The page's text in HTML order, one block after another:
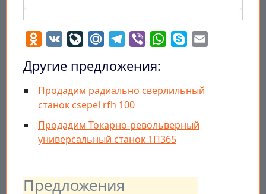
Предложения
Odnoklassniki
VK LiveJournal
Mail.RuTelegram
Viber WhatsApp
Skype
Другие предложения:
Продадим радиально сверлильный
станок csepel rfh 100
Продадим Токарно-револьверный
универсальный станок 1П365